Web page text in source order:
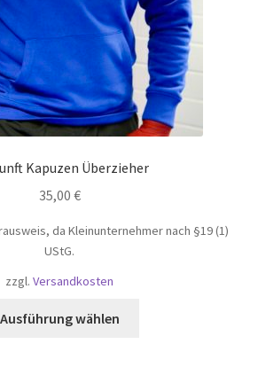
Kapuzen Überzieher
35,00 €
da Kleinunternehmer nach §19 (1)
UStG.
zzgl. Versandkosten
Ausführung wählen